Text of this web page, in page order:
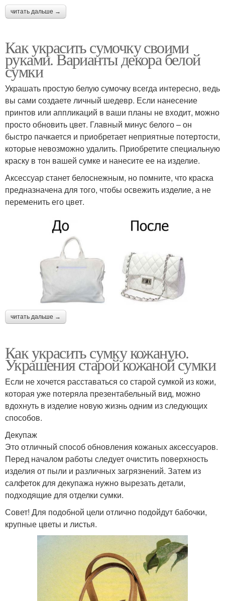
читать дальше →
Как украсить сумочку своими
руками. Варианты декора белой
сумки
Украшать простую белую сумочку всегда интересно, ведь
вы сами создаете личный шедевр. Если нанесение
принтов или аппликаций в ваши планы не входит, можно
просто обновить цвет. Главный минус белого – он
быстро пачкается и приобретает неприятные потертости,
которые невозможно удалить. Приобретите специальную
краску в тон вашей сумке и нанесите ее на изделие.
Аксессуар станет белоснежным, но помните, что краска
предназначена для того, чтобы освежить изделие, а не
переменить его цвет.
читать дальше →
Как украсить сумку кожаную.
Украшения старой кожаной сумки
Если не хочется расставаться со старой сумкой из кожи,
которая уже потеряла презентабельный вид, можно
вдохнуть в изделие новую жизнь одним из следующих
способов.
Декупаж
Это отличный способ обновления кожаных аксессуаров.
Перед началом работы следует очистить поверхность
изделия от пыли и различных загрязнений. Затем из
салфеток для декупажа нужно вырезать детали,
подходящие для отделки сумки.
Совет! Для подобной цели отлично подойдут бабочки,
крупные цветы и листья.